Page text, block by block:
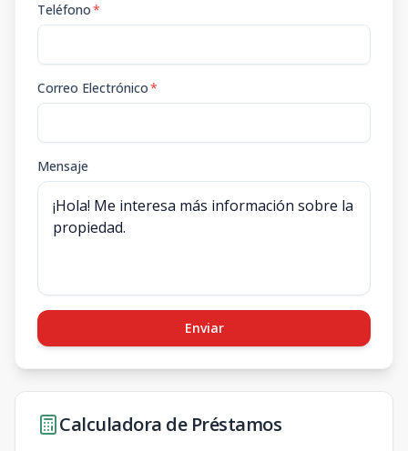
Teléfono*
Correo Electrónico*
Mensaje
Enviar
Calculadora de Préstamos